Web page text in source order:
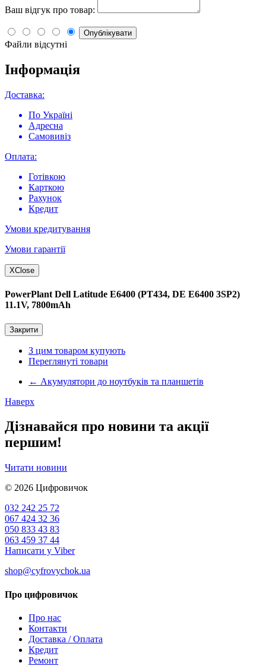
Ваш відгук про товар:
Опублікувати
Файли відсутні
Інформація
Доставка:
По Україні
Адресна
Самовивіз
Оплата:
Готівкою
Карткою
Рахунок
Кредит
Умови кредитування
Умови гарантії
XClose
PowerPlant Dell Latitude E6400 (PT434, DE E6400 3SP2)
11.1V, 7800mAh
Закрити
З цим товаром купують
Переглянуті товари
← Акумулятори до ноутбуків та планшетів
Наверх
Дізнавайся про новини та акції
першим!
Читати новини
© 2026 Цифровичок
032 242 25 72
067 424 32 36
050 833 43 83
063 459 37 44
Написати у Viber
shop@cyfrovychok.ua
Про цифровичок
Про нас
Контакти
Доставка / Оплата
Кредит
Ремонт